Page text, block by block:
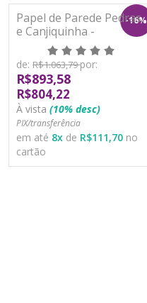
-16%
Papel de Parede Pedras
e Canjiquinha -
Metropolitan Stories 3 -
AS388161 - Vinílico
de: R$1.063,79por:
R$893,58
R$804,22
À vista (10% desc)
PIX/transferência
em até 8x de R$111,70 no
cartão